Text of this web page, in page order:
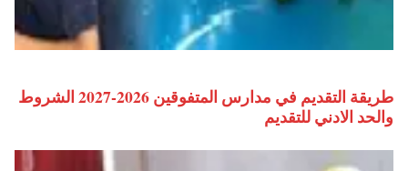
طريقة التقديم في مدارس المتفوقين 2026-2027 الشروط
والحد الادني للتقديم